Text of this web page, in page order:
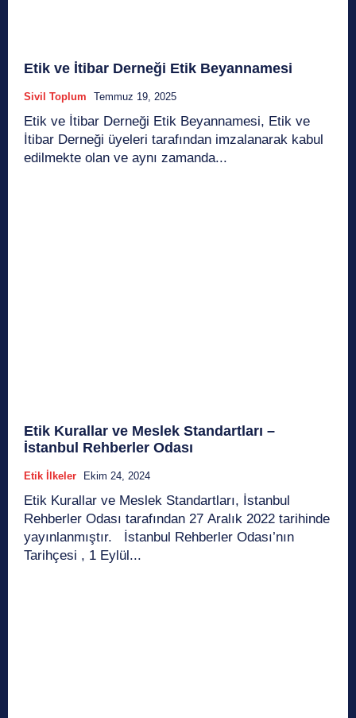
Etik ve İtibar Derneği Etik Beyannamesi
Sivil Toplum Temmuz 19, 2025
Etik ve İtibar Derneği Etik Beyannamesi, Etik ve
İtibar Derneği üyeleri tarafından imzalanarak kabul
edilmekte olan ve aynı zamanda...
Etik Kurallar ve Meslek Standartları –
İstanbul Rehberler Odası
Etik İlkeler Ekim 24, 2024
Etik Kurallar ve Meslek Standartları, İstanbul
Rehberler Odası tarafından 27 Aralık 2022 tarihinde
yayınlanmıştır. İstanbul Rehberler Odası’nın
Tarihçesi , 1 Eylül...